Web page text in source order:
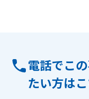
電話でこ
たい方は